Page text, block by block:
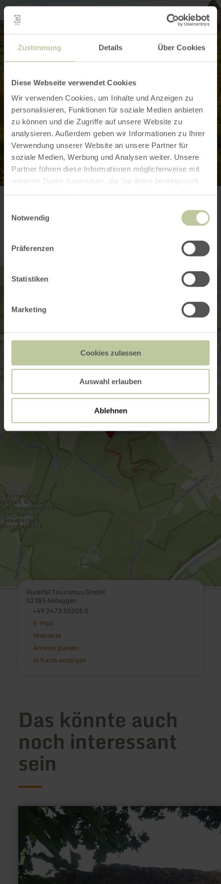
Zustimmung Details Über Cookies
Diese Webseite verwendet Cookies
Wir verwenden Cookies, um Inhalte und Anzeigen zu
personalisieren, Funktionen für soziale Medien anbieten
zu können und die Zugriffe auf unsere Website zu
analysieren. Außerdem geben wir Informationen zu Ihrer
Verwendung unserer Website an unsere Partner für
soziale Medien, Werbung und Analysen weiter. Unsere
Partner führen diese Informationen möglicherweise mit
weiteren Daten zusammen, die Sie ihnen bereitgestellt
Notwendig
Präferenzen
Statistiken
Marketing
Cookies zulassen
Auswahl erlauben
Ablehnen
Kontakt
Rureifel Tourismus GmbH
52385 Nideggen
+49 2473 55205 0
E-Mail
Webseite
Anreise planen
in Karte anzeigen
Das könnte auch
noch interessant
sein
erfahren
Römische
Langmauer